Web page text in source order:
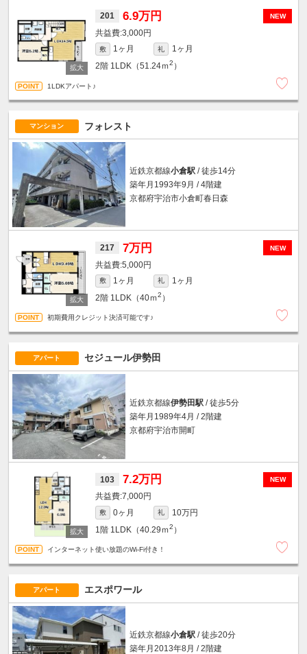
NEW
201 6.9万円
3,000円
敷 1ヶ月 礼
1ヶ月
2階 1LDK（51.24ｍ2 ）
1LDKアパート♪
マンション フォレスト
近鉄京都線小倉駅/ 徒歩14分
築年月1993年9月 / 4階建
京都府宇治市小倉町春日森
NEW
217 7万円
5,000円
敷 1ヶ月 礼
1ヶ月
2階 1LDK（40ｍ2 ）
初期費用クレジット決済可能です♪
アパート セジュール伊勢田
近鉄京都線伊勢田駅/ 徒歩5分
築年月1989年4月 / 2階建
京都府宇治市開町
NEW
103 7.2万円
7,000円
敷 0ヶ月 礼
10万円
1階 1LDK（40.29ｍ2 ）
インターネット使い放題のWi-Fi付き！
アパート エスポワール
近鉄京都線小倉駅/ 徒歩20分
築年月2013年8月 / 2階建